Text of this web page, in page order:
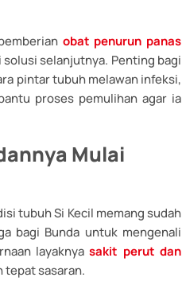
obat penurun panas
selanjutnya. Penting bagi
pintar tubuh melawan infeksi,
proses pemulihan agar ia
Mulai
tubuh Si Kecil memang sudah
bagi Bunda untuk mengenali
layaknyasakit perut dan
tepat sasaran.